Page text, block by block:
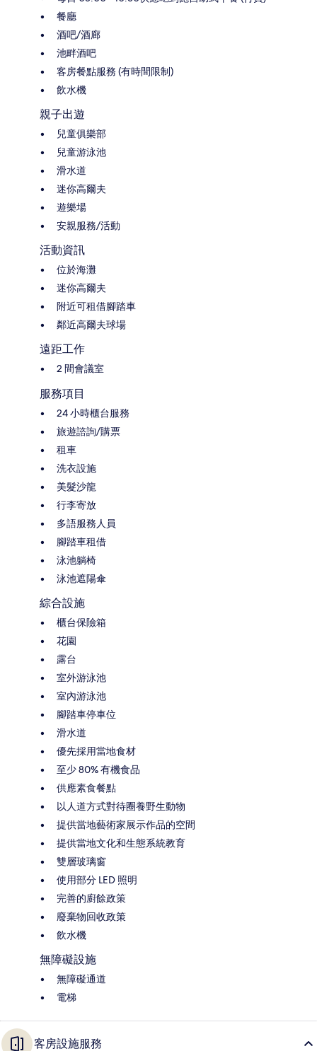
餐廳
酒吧/酒廊
池畔酒吧
客房餐點服務 (有時間限制)
飲水機
親子出遊
兒童俱樂部
兒童游泳池
滑水道
迷你高爾夫
遊樂場
安親服務/活動
活動資訊
位於海灘
迷你高爾夫
附近可租借腳踏車
鄰近高爾夫球場
遠距工作
2 間會議室
服務項目
24 小時櫃台服務
旅遊諮詢/購票
租車
洗衣設施
美髮沙龍
行李寄放
多語服務人員
腳踏車租借
泳池躺椅
泳池遮陽傘
綜合設施
櫃台保險箱
花園
露台
室外游泳池
室內游泳池
腳踏車停車位
滑水道
優先採用當地食材
至少 80% 有機食品
供應素食餐點
以人道方式對待圈養野生動物
提供當地藝術家展示作品的空間
提供當地文化和生態系統教育
雙層玻璃窗
使用部分 LED 照明
完善的廚餘政策
廢棄物回收政策
飲水機
無障礙設施
無障礙通道
電梯
客房設施服務